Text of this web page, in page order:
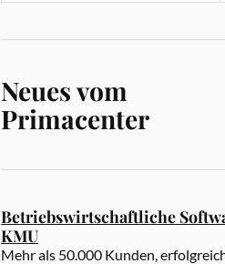
Neues vom
Primacenter
Betriebswirtschaftliche
KMU
Mehr als 50.000 Kunden,